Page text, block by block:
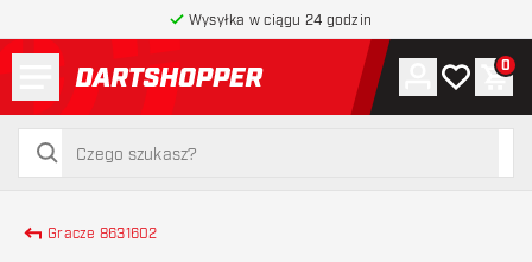
Wysyłka w ciągu 24 godzin
powrót do strony głównej
szukaj
szukaj
Konto
Moja lista
0
Gracze 8631602